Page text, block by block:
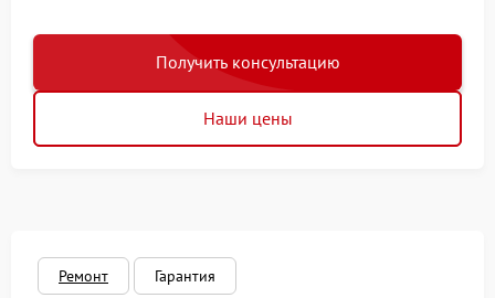
Получить консультацию
Наши цены
Ремонт Гарантия